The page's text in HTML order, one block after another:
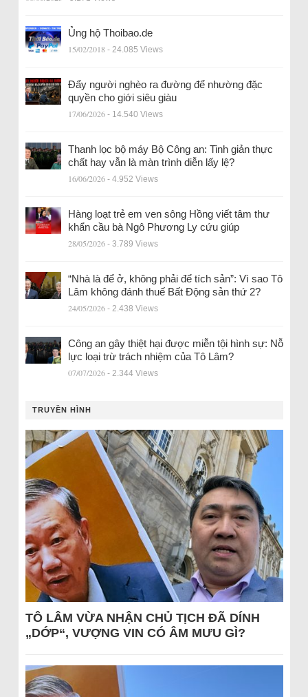
Ủng hộ Thoibao.de
15/02/2018 - 24.085 Views
Đẩy người nghèo ra đường để nhường đặc
quyền cho giới siêu giàu
17/06/2026 - 14.540 Views
Thanh lọc bộ máy Bộ Công an: Tinh giản thực
chất hay vẫn là màn trình diễn lấy lệ?
16/06/2026 - 4.952 Views
Hàng loạt trẻ em ven sông Hồng viết tâm thư
khẩn cầu bà Ngô Phương Ly cứu giúp
28/05/2026 - 3.789 Views
“Nhà là để ở, không phải để tích sản”: Vì sao Tô
Lâm không đánh thuế Bất Động sản thứ 2?
24/05/2026 - 2.438 Views
Công an gây thiệt hại được miễn tội hình sự: Nỗ
lực loại trừ trách nhiệm của Tô Lâm?
07/07/2026 - 2.344 Views
TRUYỀN HÌNH
TÔ LÂM VỪA NHẬN CHỦ TỊCH ĐÃ DÍNH
„DỚP“, VƯỢNG VIN CÓ ÂM MƯU GÌ?